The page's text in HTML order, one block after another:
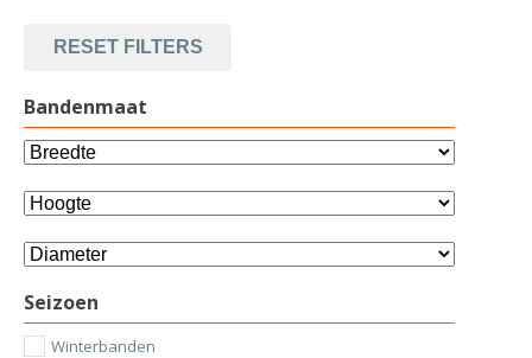
RESET FILTERS
Bandenmaat
Seizoen
Winterbanden